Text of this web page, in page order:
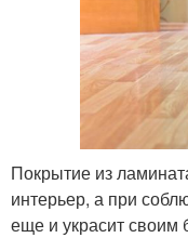
Покрытие из
интерьер, а при
еще и украсит